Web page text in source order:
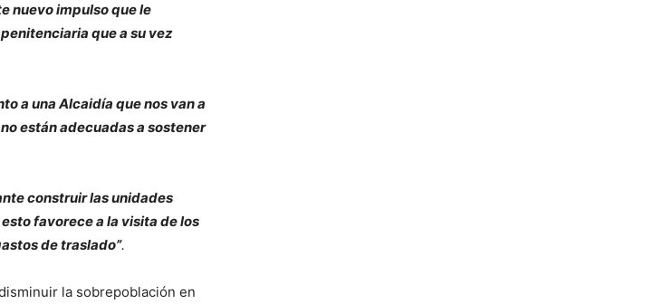
nuevo impulso que le
que a su vez
a una Alcaidía que nos van a
están adecuadas a sostener
construir las unidades
favorece a la visita de los
de traslado”.
la sobrepoblación en